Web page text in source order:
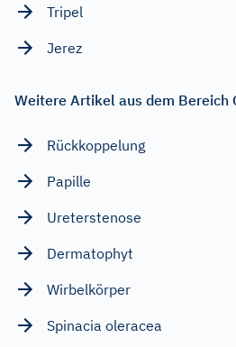
Tripel
Jerez
Weitere Artikel aus dem Bereich
Rückkoppelung
Papille
Ureterstenose
Dermatophyt
Wirbelkörper
Spinacia oleracea